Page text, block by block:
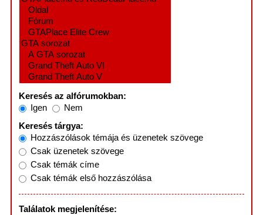
Keresés az alfórumokban:
Igen
Nem
Keresés tárgya:
Hozzászólások témája és üzenetek szövege
Csak üzenetek szövege
Csak témák címe
Csak témák első hozzászólása
Találatok megjelenítése: